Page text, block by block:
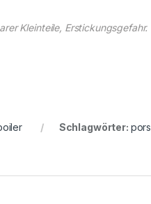
Kleinteile, Erstickungsgefahr.
Schlagwörter: